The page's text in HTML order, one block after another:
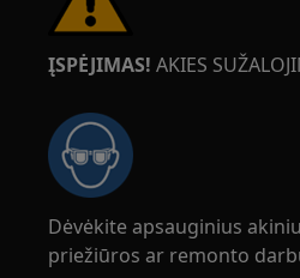
ĮSPĖJIMAS! AKIES
Dėvėkite apsauginius
priežiūros ar remonto